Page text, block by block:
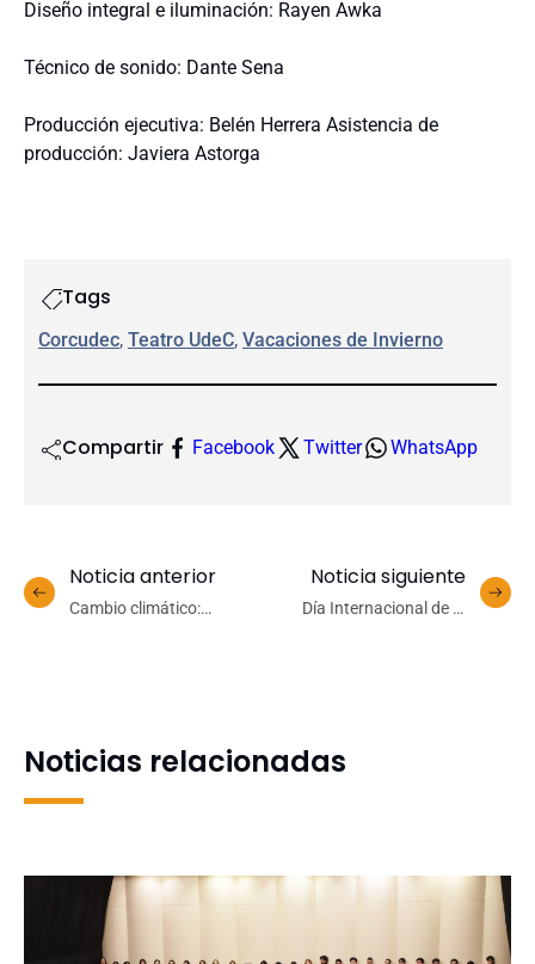
Diseño integral e iluminación: Rayen Awka
Técnico de sonido: Dante Sena
Producción ejecutiva: Belén Herrera Asistencia de
producción: Javiera Astorga
Tags
Corcudec, Teatro UdeC, Vacaciones de Invierno
Compartir Facebook Twitter WhatsApp
Noticia anterior
Cambio climático:
Noticia siguiente
Día Internacional de la
Noticias relacionadas